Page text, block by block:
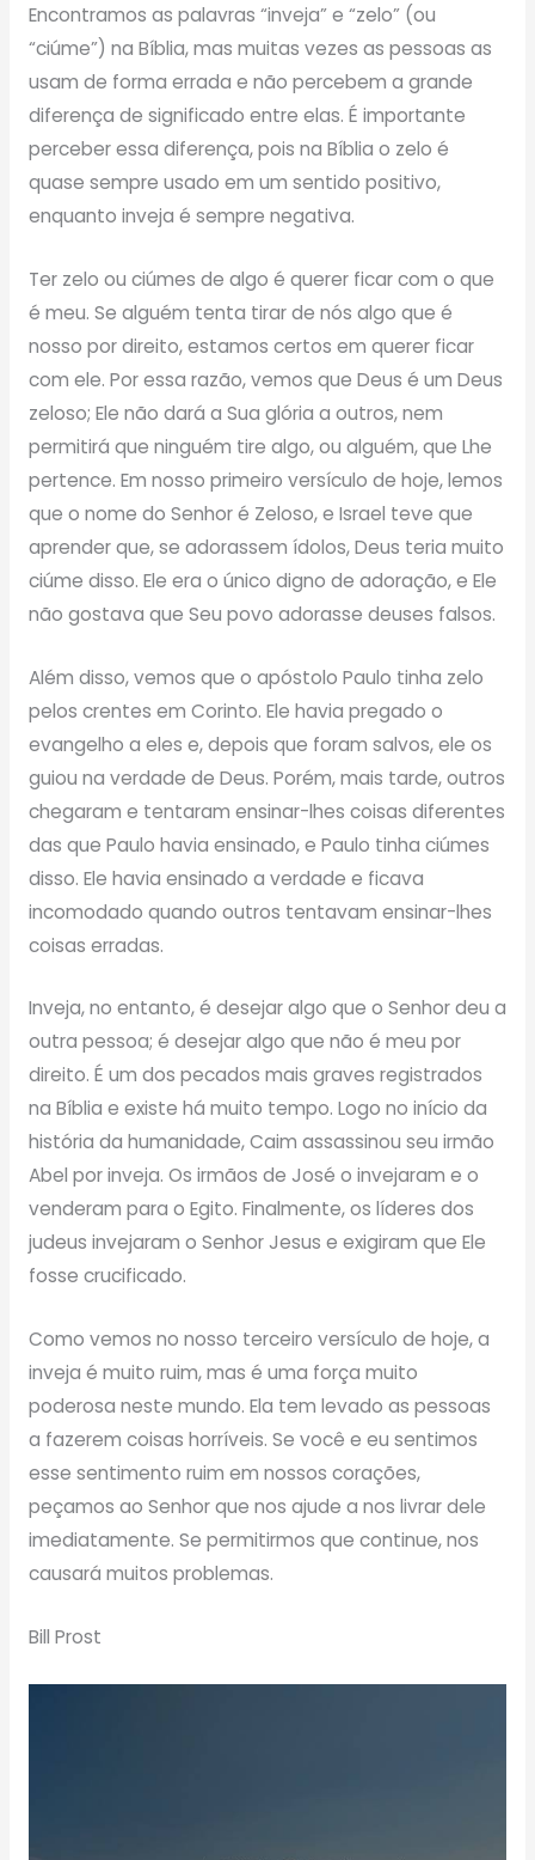
Encontramos as palavras “inveja” e “zelo” (ou
“ciúme”) na Bíblia, mas muitas vezes as pessoas as
usam de forma errada e não percebem a grande
diferença de significado entre elas. É importante
perceber essa diferença, pois na Bíblia o zelo é
quase sempre usado em um sentido positivo,
enquanto inveja é sempre negativa.
Ter zelo ou ciúmes de algo é querer ficar com o que
é meu. Se alguém tenta tirar de nós algo que é
nosso por direito, estamos certos em querer ficar
com ele. Por essa razão, vemos que Deus é um Deus
zeloso; Ele não dará a Sua glória a outros, nem
permitirá que ninguém tire algo, ou alguém, que Lhe
pertence. Em nosso primeiro versículo de hoje, lemos
que o nome do Senhor é Zeloso, e Israel teve que
aprender que, se adorassem ídolos, Deus teria muito
ciúme disso. Ele era o único digno de adoração, e Ele
não gostava que Seu povo adorasse deuses falsos.
Além disso, vemos que o apóstolo Paulo tinha zelo
pelos crentes em Corinto. Ele havia pregado o
evangelho a eles e, depois que foram salvos, ele os
guiou na verdade de Deus. Porém, mais tarde, outros
chegaram e tentaram ensinar-lhes coisas diferentes
das que Paulo havia ensinado, e Paulo tinha ciúmes
disso. Ele havia ensinado a verdade e ficava
incomodado quando outros tentavam ensinar-lhes
coisas erradas.
Inveja, no entanto, é desejar algo que o Senhor deu a
outra pessoa; é desejar algo que não é meu por
direito. É um dos pecados mais graves registrados
na Bíblia e existe há muito tempo. Logo no início da
história da humanidade, Caim assassinou seu irmão
Abel por inveja. Os irmãos de José o invejaram e o
venderam para o Egito. Finalmente, os líderes dos
judeus invejaram o Senhor Jesus e exigiram que Ele
fosse crucificado.
Como vemos no nosso terceiro versículo de hoje, a
inveja é muito ruim, mas é uma força muito
poderosa neste mundo. Ela tem levado as pessoas
a fazerem coisas horríveis. Se você e eu sentimos
esse sentimento ruim em nossos corações,
peçamos ao Senhor que nos ajude a nos livrar dele
imediatamente. Se permitirmos que continue, nos
causará muitos problemas.
Bill Prost